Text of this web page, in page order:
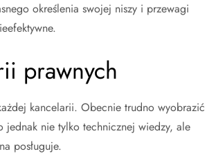
określenia swojej niszy i przewagi
prawnych
kancelarii. Obecnie trudno wyobrazić
jednak nie tylko technicznej wiedzy, ale
posługuje.